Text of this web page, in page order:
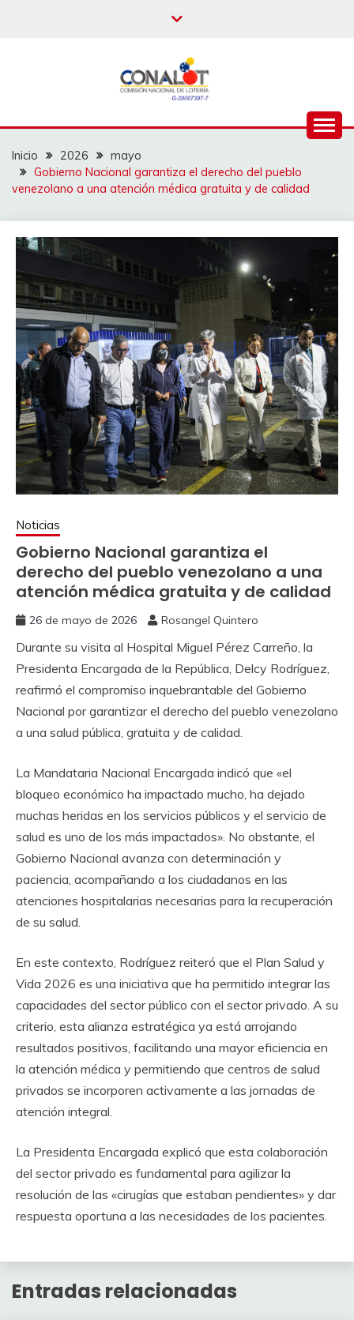
Inicio 2026
mayo
Gobierno Nacional garantiza el derecho del pueblo
venezolano a una atención médica gratuita y de calidad
Noticias
Gobierno Nacional garantiza el
derecho del pueblo venezolano a una
atención médica gratuita y de calidad
26 de mayo de 2026 Rosangel Quintero
Durante su visita al Hospital Miguel Pérez Carreño, la
Presidenta Encargada de la República, Delcy Rodríguez,
reafirmó el compromiso inquebrantable del Gobierno
Nacional por garantizar el derecho del pueblo venezolano
a una salud pública, gratuita y de calidad.
La Mandataria Nacional Encargada indicó que «el
bloqueo económico ha impactado mucho, ha dejado
muchas heridas en los servicios públicos y el servicio de
salud es uno de los más impactados». No obstante, el
Gobierno Nacional avanza con determinación y
paciencia, acompañando a los ciudadanos en las
atenciones hospitalarias necesarias para la recuperación
de su salud.
En este contexto, Rodríguez reiteró que el Plan Salud y
Vida 2026 es una iniciativa que ha permitido integrar las
capacidades del sector público con el sector privado. A su
criterio, esta alianza estratégica ya está arrojando
resultados positivos, facilitando una mayor eficiencia en
la atención médica y permitiendo que centros de salud
privados se incorporen activamente a las jornadas de
atención integral.
La Presidenta Encargada explicó que esta colaboración
del sector privado es fundamental para agilizar la
resolución de las «cirugías que estaban pendientes» y dar
respuesta oportuna a las necesidades de los pacientes.
Entradas relacionadas